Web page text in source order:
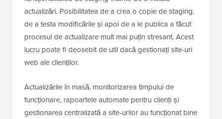
actualizări. Posibilitatea de a crea o copie de staging,
de a testa modificările și apoi de a le publica a făcut
procesul de actualizare mult mai puțin stresant. Acest
lucru poate fi deosebit de util dacă gestionați site-uri
web ale clienților.
Actualizările în masă, monitorizarea timpului de
funcționare, rapoartele automate pentru clienți și
gestionarea centralizată a site-urilor au funcționat bine